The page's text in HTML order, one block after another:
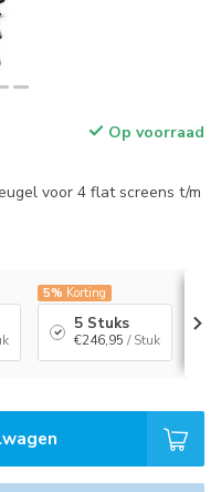
Op voorraad
voor 4 flat screens t/m
5% Korting
5 Stuks
€246,95 / Stuk